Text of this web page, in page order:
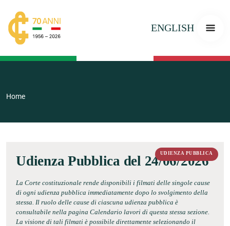
ENGLISH
Home
UDIENZA PUBBLICA
Udienza Pubblica del 24/06/2026
La Corte costituzionale rende disponibili i filmati delle singole cause
di ogni udienza pubblica immediatamente dopo lo svolgimento della
stessa. Il ruolo delle cause di ciascuna udienza pubblica è
consultabile nella pagina Calendario lavori di questa stessa sezione.
La visione di tali filmati è possibile direttamente selezionando il